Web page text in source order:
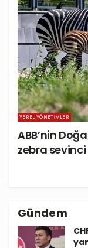
YEREL YÖNETIMLER
ABB’nin
zebra sevinci
Gündem